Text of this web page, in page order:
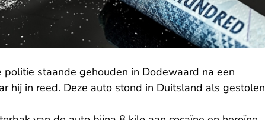
staande gehouden in Dodewaard na een
hij in reed. Deze auto stond in Duitsland als gestolen